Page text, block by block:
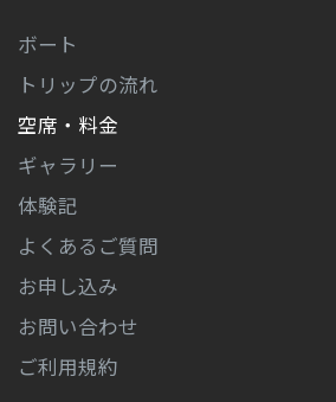
ボート
トリップの流れ
空席・料金
ギャラリー
体験記
よくあるご質問
お申し込み
お問い合わせ
ご利用規約